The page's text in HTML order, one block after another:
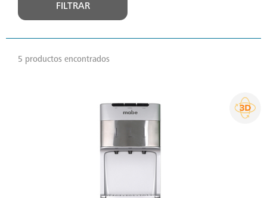
FILTRAR
5 productos encontrados